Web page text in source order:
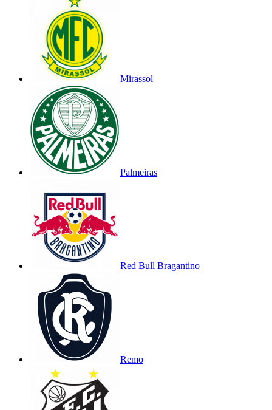
Mirassol
Palmeiras
Red Bull Bragantino
Remo